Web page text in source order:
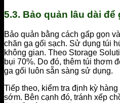
5.3. Bảo quản lâu dài
Bảo quản bằng cách gấp gọn
chăn ga gối sạch. Sử dụng túi
không gian. Theo Storage
bụi 70%. Do đó, thêm túi thơm
ga gối luôn sẵn sàng sử dụng.
Tiếp theo, kiểm tra định kỳ
sớm. Bên cạnh đó, tránh xếp